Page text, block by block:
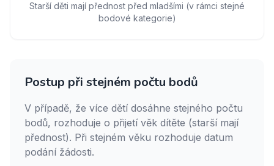
Starší děti mají přednost před mladšími (v rámci stejné
bodové kategorie)
Postup při stejném počtu bodů
V případě, že více dětí dosáhne stejného počtu
bodů, rozhoduje o přijetí věk dítěte (starší mají
přednost). Při stejném věku rozhoduje datum
podání žádosti.